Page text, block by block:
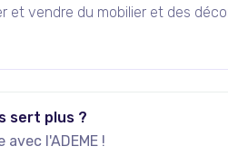
et vendre du mobilier et des
vintage et design.
sert plus ?
l'ADEME !